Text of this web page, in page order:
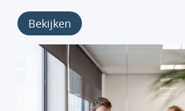
Bekijken